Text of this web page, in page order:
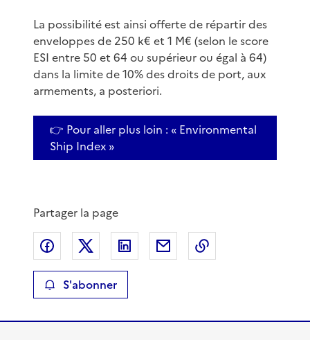
La possibilité est ainsi offerte de répartir des
enveloppes de 250 k€ et 1 M€ (selon le score
ESI entre 50 et 64 ou supérieur ou égal à 64)
dans la limite de 10% des droits de port, aux
armements, a posteriori.
👉 Pour aller plus loin : « Environmental
Ship Index »
Partager la page
Partager sur Facebook
Partager sur XPartager sur LinkedIn
Partager par email
S'abonner